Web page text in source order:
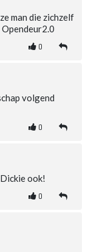
man die zichzelf
0
volgend
0
ook!
0